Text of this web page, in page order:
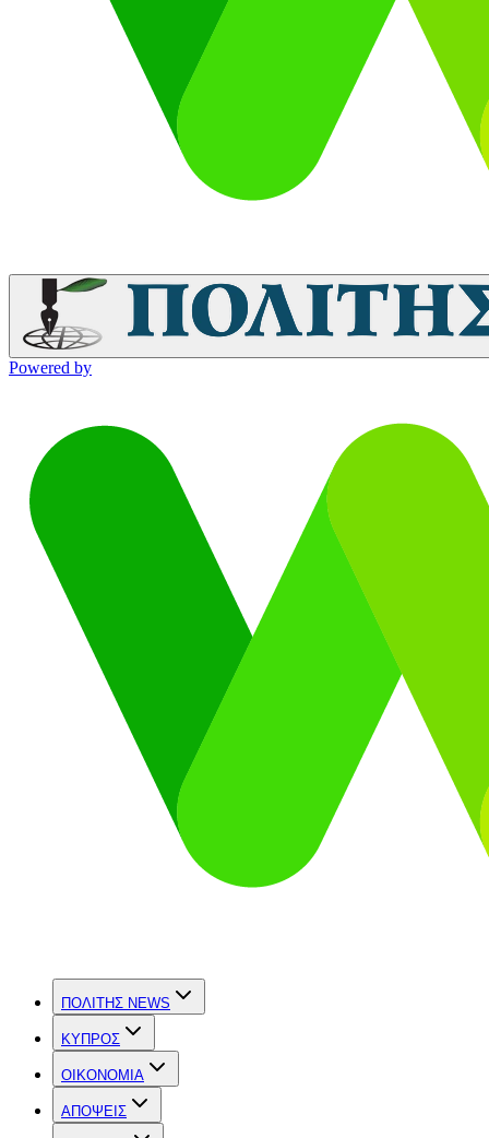
Powered by
ΠΟΛΙΤΗΣ NEWS
ΚΥΠΡΟΣ
OIKONOMIA
ΑΠΟΨΕΙΣ